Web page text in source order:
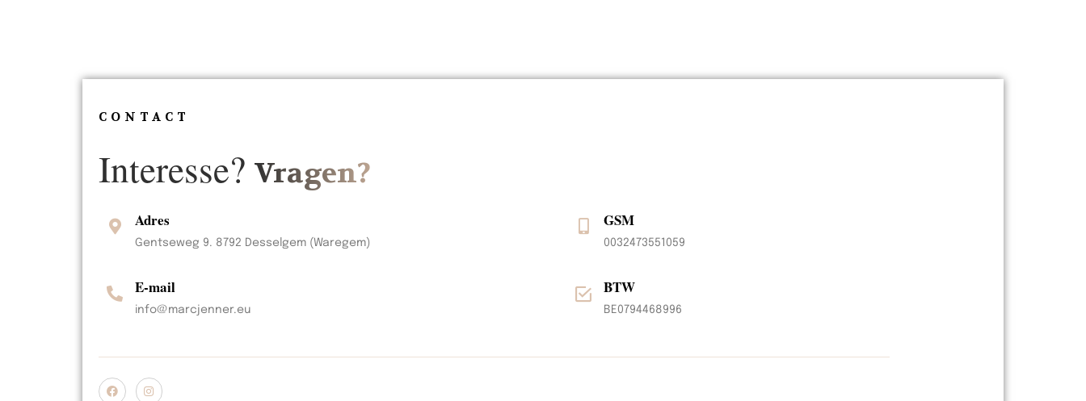
CONTACT
Interesse? Vragen?
Adres
Gentseweg 9. 8792 Desselgem (Waregem)
GSM
0032473551059
E-mail
info@marcjenner.eu
BTW
BE0794468996